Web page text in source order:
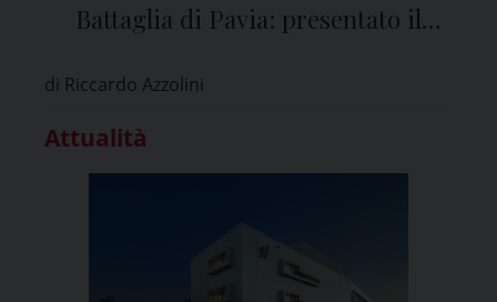
Battaglia di Pavia: presentato il
previste nel 2025
di Riccardo Azzolini
Attualità